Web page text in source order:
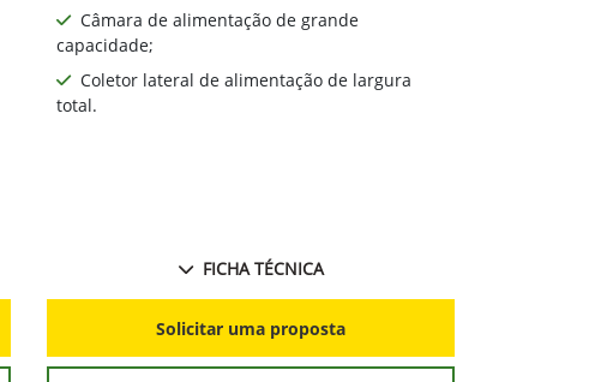
Câmara de alimentação de grande
capacidade;
Coletor lateral de alimentação de largura
total.
FICHA TÉCNICA
Solicitar uma proposta